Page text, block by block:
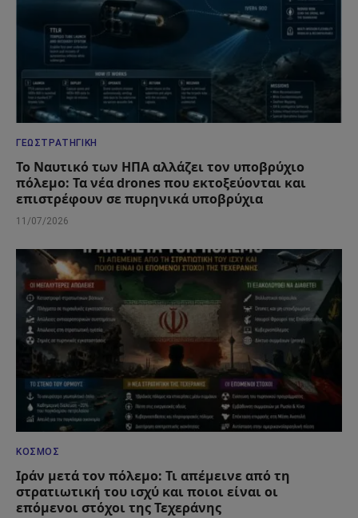
ΓΕΩΣΤΡΑΤΗΓΙΚΉ
Το Ναυτικό των ΗΠΑ αλλάζει τον υποβρύχιο
πόλεμο: Τα νέα drones που εκτοξεύονται και
επιστρέφουν σε πυρηνικά υποβρύχια
11/07/2026
ΚΌΣΜΟΣ
Ιράν μετά τον πόλεμο: Τι απέμεινε από τη
στρατιωτική του ισχύ και ποιοι είναι οι
επόμενοι στόχοι της Τεχεράνης